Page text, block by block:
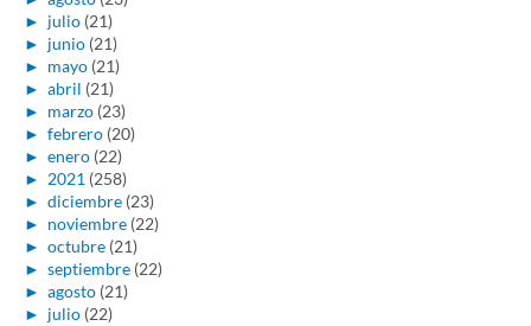
► julio (21)
► junio (21)
► mayo (21)
► abril (21)
► marzo (23)
► febrero (20)
► enero (22)
► 2021 (258)
► diciembre (23)
► noviembre (22)
► octubre (21)
► septiembre (22)
► agosto (21)
► julio (22)